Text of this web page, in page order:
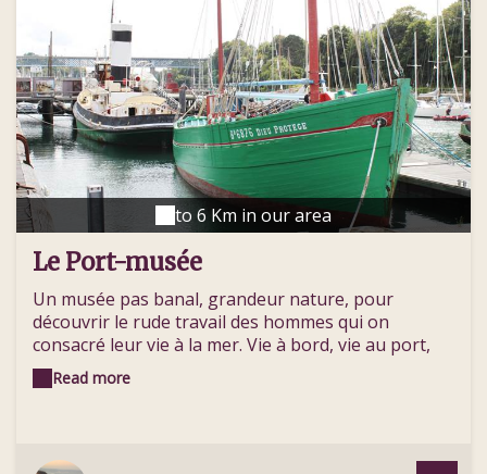
to 6 Km in our area
Le Port-musée
Un musée pas banal, grandeur nature, pour
découvrir le rude travail des hommes qui on
consacré leur vie à la mer. Vie à bord, vie au port,
technique et culture. Sur les 7 bateaux à quais, on
en visite 4 du pont à la salle des machines.
Read more